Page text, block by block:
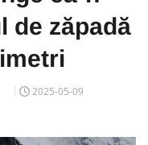
de zăpadă
2025-05-09